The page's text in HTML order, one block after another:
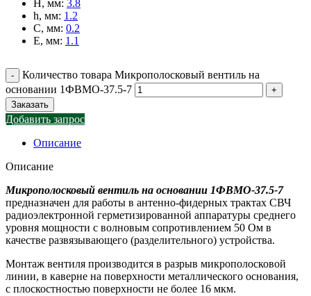
H, мм: 3.8
h, мм: 1.2
C, мм: 0.2
E, мм: 1.1
Количество товара Микрополосковый вентиль на
основании 1ФВМO-37.5-7
Заказать
Добавить запрос
Описание
Описание
Микрополосковый вентиль на основании 1ФВМO-37.5-7
предназначен для работы в антенно-фидерных трактах СВЧ
радиоэлектронной герметизированной аппаратуры среднего
уровня мощности с волновым сопротивлением 50 Ом в
качестве развязывающего (разделительного) устройства.
Монтаж вентиля производится в разрыв микрополосковой
линии, в каверне на поверхности металлического основания,
с плоскостностью поверхности не более 16 мкм.